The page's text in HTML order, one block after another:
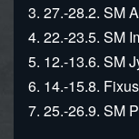
3. 27.-28.2. SM
4. 22.-23.5. SM
5. 12.-13.6. SM
6. 14.-15.8.
7. 25.-26.9. SM